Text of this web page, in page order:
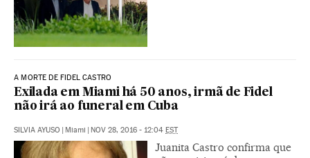
A MORTE DE FIDEL CASTRO
Exilada em Miami há 50 anos, irmã de Fidel
não irá ao funeral em Cuba
SILVIA AYUSO | Miami | NOV 28, 2016 - 12:04 EST
Juanita Castro confirma que